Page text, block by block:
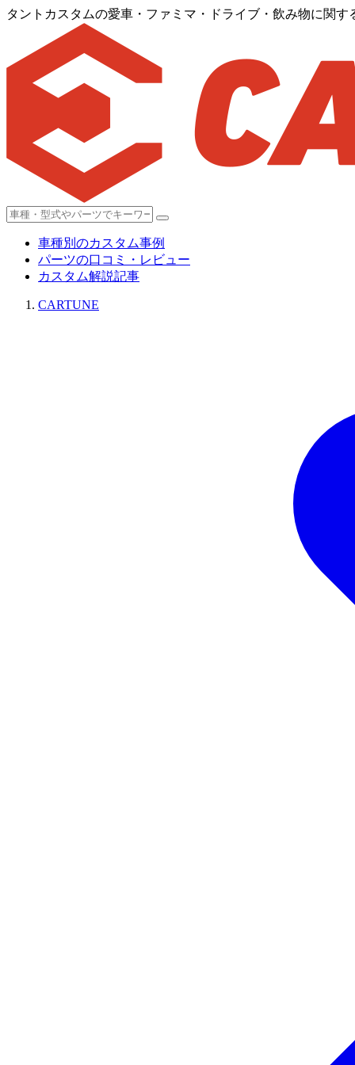
タントカスタムの愛車・ファミマ・ドライブ・飲み物に関す
車種別のカスタム事例
パーツの口コミ・レビュー
カスタム解説記事
CARTUNE